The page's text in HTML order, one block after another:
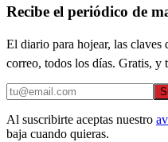
Recibe el periódico de
El diario para hojear, las
correo, todos los días. Gratis, y
Al suscribirte aceptas nuestro
baja cuando quieras.